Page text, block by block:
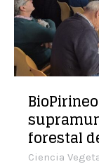
forestal
Ciencia